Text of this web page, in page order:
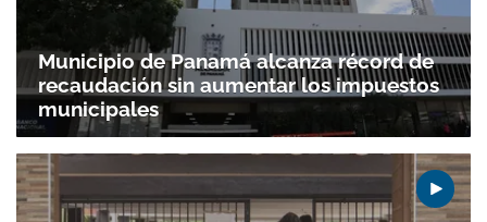
Municipio de Panamá alcanza récord de
recaudación sin aumentar los impuestos
municipales